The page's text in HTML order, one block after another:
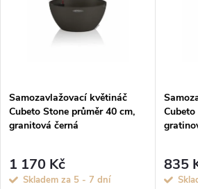
Samozavlažovací květináč
Cubeto Stone průměr 40 cm,
granitová černá
1 170 Kč
Skladem za 5 - 7 dní
835